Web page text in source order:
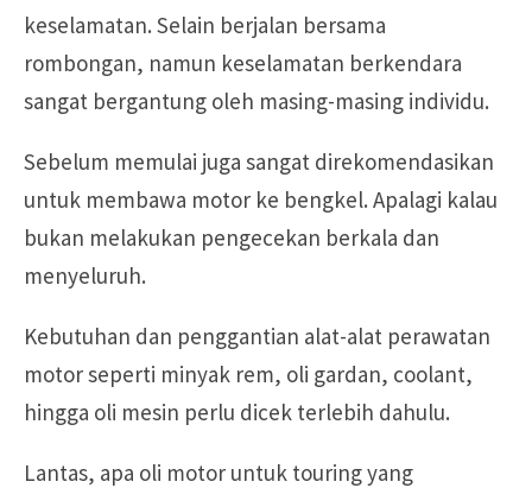
keselamatan. Selain berjalan bersama
rombongan, namun keselamatan berkendara
sangat bergantung oleh masing-masing individu.
Sebelum memulai juga sangat direkomendasikan
untuk membawa motor ke bengkel. Apalagi kalau
bukan melakukan pengecekan berkala dan
menyeluruh.
Kebutuhan dan penggantian alat-alat perawatan
motor seperti minyak rem, oli gardan, coolant,
hingga oli mesin perlu dicek terlebih dahulu.
Lantas, apa oli motor untuk touring yang